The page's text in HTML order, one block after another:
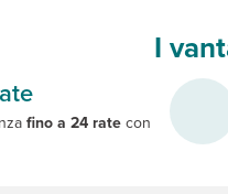
I
fino a 24 ratecon